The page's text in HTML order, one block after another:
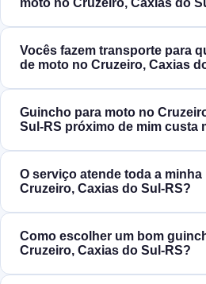
moto no Cruzeiro, Caxias do
Vocês fazem transporte para
de moto no Cruzeiro, Caxias
Guincho para moto no
Sul‑RS próximo de mim custa
O serviço atende toda a minha
Cruzeiro, Caxias do Sul‑RS?
Como escolher um bom
Cruzeiro, Caxias do Sul‑RS?